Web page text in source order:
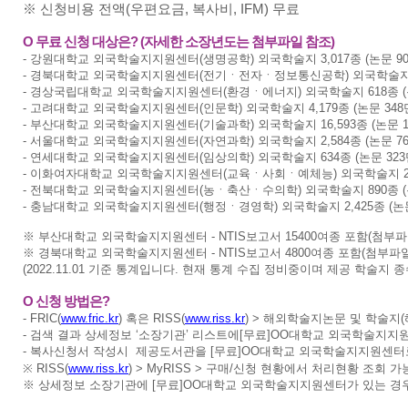
※ 신청비용 전액(우편요금, 복사비, IFM) 무료
O 무료 신청 대상은? (자세한 소장년도는 첨부파일 참조)
- 강원대학교 외국학술지지원센터(생명공학) 외국학술지 3,017종 (논문
- 경북대학교 외국학술지지원센터(전기ㆍ전자ㆍ정보통신공학) 외국학술
- 경상국립대학교 외국학술지지원센터(환경ㆍ에너지) 외국학술지 618종
- 고려대학교 외국학술지지원센터(인문학) 외국학술지 4,179종 (논문 348
- 부산대학교 외국학술지지원센터(기술과학) 외국학술지 16,593종 (논문
- 서울대학교 외국학술지지원센터(자연과학) 외국학술지 2,584종 (논문
- 연세대학교 외국학술지지원센터(임상의학) 외국학술지 634종 (논문 323
- 이화여자대학교 외국학술지지원센터(교육ㆍ사회ㆍ예체능) 외국학술지
- 전북대학교 외국학술지지원센터(농 ㆍ 축산 ㆍ 수의학) 외국학술지 890종
- 충남대학교 외국학술지지원센터(행정ㆍ 경영 학) 외국학술지 2,425종 (논
※ 부산대학교 외국학술지지원센터 - NTIS보고서 15400여종 포함(첨부
※ 경북대학교 외국학술지지원센터 - NTIS보고서 4800여종 포함(첨부파
(2022.11.01 기준 통계입니다. 현재 통계 수집 정비중이며 제공 학술지
O 신청 방법은?
- FRIC(www.fric.kr) 혹은 RISS(www.riss.kr) > 해외학술지논문 및 학술지(
- 검색 결과 상세정보 ‘소장기관’ 리스트에[무료]OO대학교 외국학술지
- 복사신청서 작성시 제공도서관을 [무료]OO대학교 외국학술지지원센
※ RISS(www.riss.kr) > MyRISS > 구매/신청 현황에서 처리현황 조회 가
※ 상세정보 소장기관에 [무료]OO대학교 외국학술지지원센터가 있는